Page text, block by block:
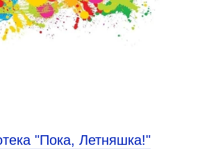
"Пока, Летняшка!"